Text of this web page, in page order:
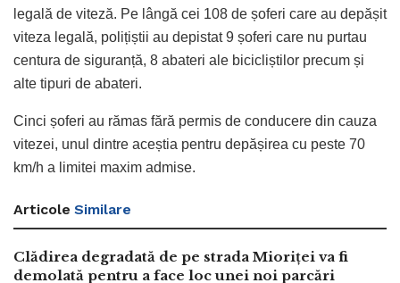
legală de viteză. Pe lângă cei 108 de șoferi care au depășit
viteza legală, polițiștii au depistat 9 șoferi care nu purtau
centura de siguranță, 8 abateri ale bicicliștilor precum și
alte tipuri de abateri.
Cinci șoferi au rămas fără permis de conducere din cauza
vitezei, unul dintre aceștia pentru depășirea cu peste 70
km/h a limitei maxim admise.
Articole Similare
Clădirea degradată de pe strada Mioriței va fi
demolată pentru a face loc unei noi parcări